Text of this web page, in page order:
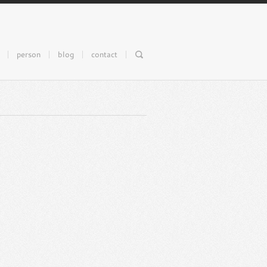
person blog contact